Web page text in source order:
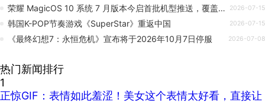
荣耀 MagicOS 10 系统 7 月版本今启首批机型推送，覆盖 Magic8、数字 600 等系列手机 2026-07-15
韩国K-POP节奏游戏《SuperStar》重返中国 2026-07-15
《最终幻想7：永恒危机》宣布将于2026年10月7日停服 2026-07-08
热门新闻排行
1
正惊GIF：表情如此羞涩！美女这个表情太好看，直接让